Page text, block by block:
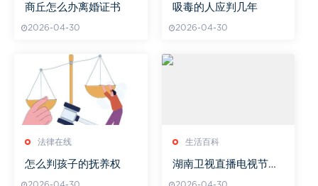
商丘怎么办离婚证书
2026-04-30
吸毒的人应判几年
2026-04-30
法律在线
怎么判孩子的抚养权
生活百科
湖南卫视直播电视节目